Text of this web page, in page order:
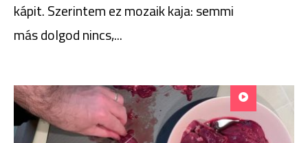
kápit. Szerintem ez mozaik kaja: semmi
más dolgod nincs,...